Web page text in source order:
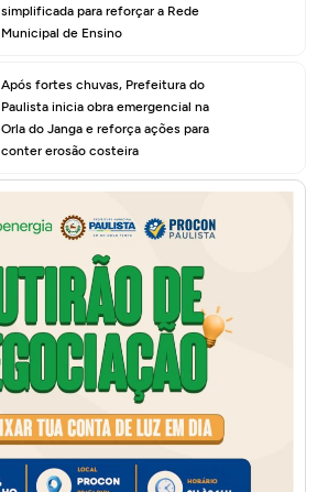
simplificada para reforçar a Rede
Municipal de Ensino
Após fortes chuvas, Prefeitura do
Paulista inicia obra emergencial na
Orla do Janga e reforça ações para
conter erosão costeira